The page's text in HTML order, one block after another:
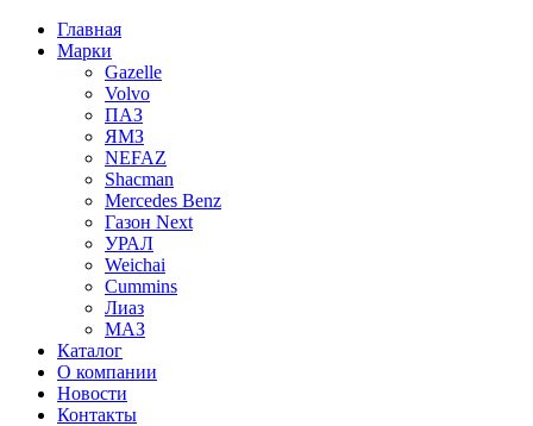
Главная
Марки
Gazelle
Volvo
ПАЗ
ЯМЗ
NEFAZ
Shacman
Mercedes Benz
Газон Next
УРАЛ
Weichai
Cummins
Лиаз
МАЗ
Каталог
О компании
Новости
Контакты